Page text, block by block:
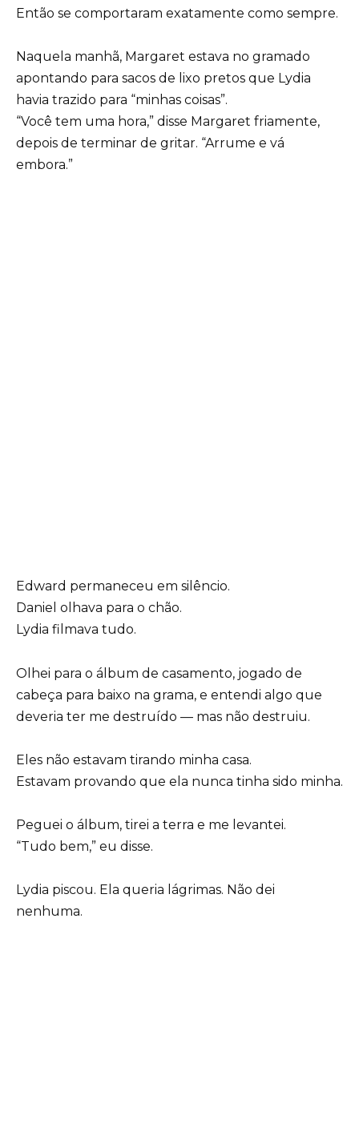
Então se comportaram exatamente como sempre.
Naquela manhã, Margaret estava no gramado
apontando para sacos de lixo pretos que Lydia
havia trazido para “minhas coisas”.
“Você tem uma hora,” disse Margaret friamente,
depois de terminar de gritar. “Arrume e vá
embora.”
Edward permaneceu em silêncio.
Daniel olhava para o chão.
Lydia filmava tudo.
Olhei para o álbum de casamento, jogado de
cabeça para baixo na grama, e entendi algo que
deveria ter me destruído — mas não destruiu.
Eles não estavam tirando minha casa.
Estavam provando que ela nunca tinha sido minha.
Peguei o álbum, tirei a terra e me levantei.
“Tudo bem,” eu disse.
Lydia piscou. Ela queria lágrimas. Não dei
nenhuma.